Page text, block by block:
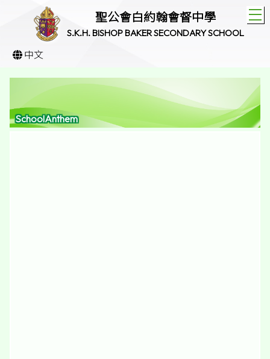
聖公會白約翰會督中學
S.K.H. BISHOP BAKER SECONDARY SCHOOL
中文
SchoolAnthem